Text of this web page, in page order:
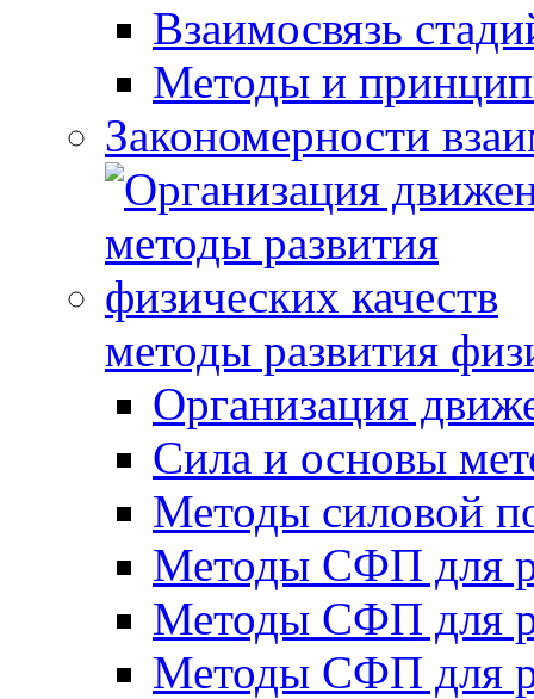
Взаимосвязь
Методы и
Закономерности
методы развития
Организация
Сила и основы
Методы силовой
Методы СФП для
Методы СФП для
Методы СФП для